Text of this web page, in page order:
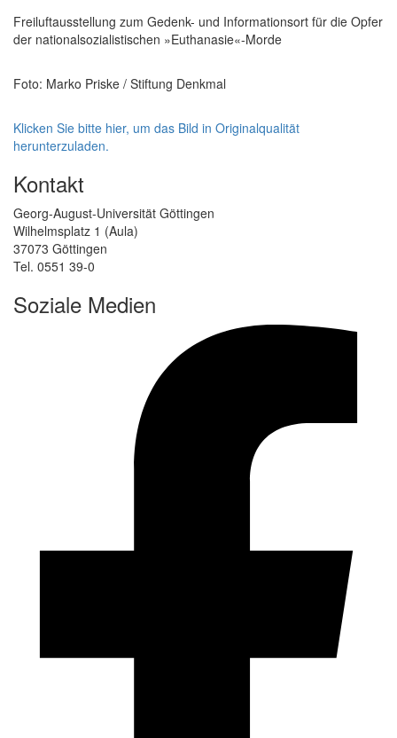
Freiluftausstellung zum Gedenk- und Informationsort für die Opfer
der nationalsozialistischen »Euthanasie«-Morde
Foto: Marko Priske / Stiftung Denkmal
Klicken Sie bitte hier, um das Bild in Originalqualität
herunterzuladen.
Kontakt
Georg-August-Universität Göttingen
Wilhelmsplatz 1 (Aula)
37073 Göttingen
Tel. 0551 39-0
Soziale Medien